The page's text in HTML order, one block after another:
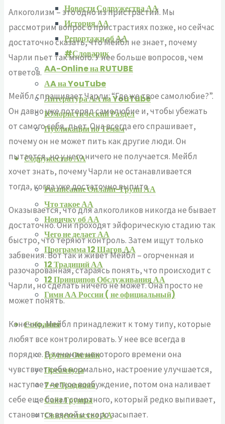
Новости Содружества АА
История АА
Репортажи об АА
#Словарик
AA-Online на RUTUBE
АA на YouTube
Литература АА на YouTube
Юмористический Раздел
Публикации по Темам
Содружество АА
Расписание Онлайн-Групп АА
Что такое АА
Новичку об АА
Чего не делает АА
Программа 12 Шагов АА
12 Традиций АА
12 Принципов Обслуживания АА
Гимн АА России ( не официальный)
Собрания
Группа Онлайн
Преамбула
7-я Традиция
Сайт Группы
Свидетельство АА
Алкоголизм – это одно из пристрастий. Мы
рассмотрим вопрос о пристрастиях позже, но сейчас
достаточно сказать, что Мейбл не знает, почему
Чарли пьет так много. У нее больше вопросов, чем
ответов.
Мейбл спрашивает Чарли: “Где же твое самолюбие?”.
Он давно уже потерял самолюбие и, чтобы убежать
от самого себя, пьет. Она всегда его спрашивает,
почему он не может пить как другие люди. Он
пытается, но у него ничего не получается. Мейбл
хочет знать, почему Чарли не останавливается
тогда, когда уже достаточно выпито.
Оказывается, что для алкоголиков никогда не бывает
достаточно. Они проходят эйфорическую стадию так
быстро, что теряют контроль. Затем ищут только
забвения. Вот так и живет Мейбл – огорченная и
разочарованная, стараясь понять, что происходит с
Чарли, но сделать ничего не может. Она просто не
может понять.
Конечно, Мейбл принадлежит к тому типу, которые
любят все контролировать. У нее все всегда в
порядке. В течение некоторого времени она
чувствует себя нормально, настроение улучшается,
наступает легкое возбуждение, потом она наливает
себе еще бокал спиртного, который редко выпивает,
становится вялой и скоро засыпает.